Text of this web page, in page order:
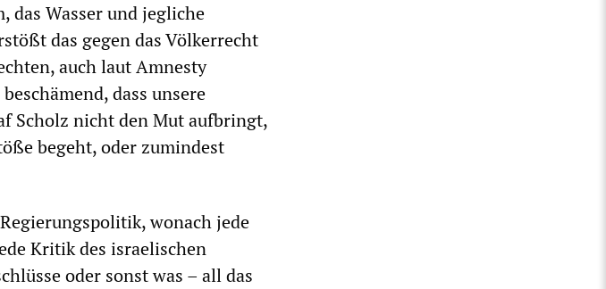
das Wasser und jegliche
das gegen das Völkerrecht
auch laut Amnesty
dass unsere
Scholz nicht den Mut aufbringt,
begeht, oder zumindest
wonach jede
Kritik des israelischen
oder sonst was – all das